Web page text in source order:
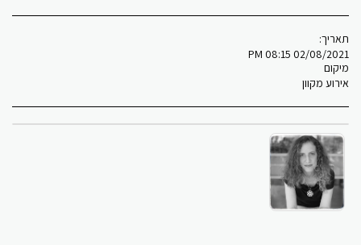
תאריך:
02/08/2021 08:15 PM
מיקום
אירוע מקוון